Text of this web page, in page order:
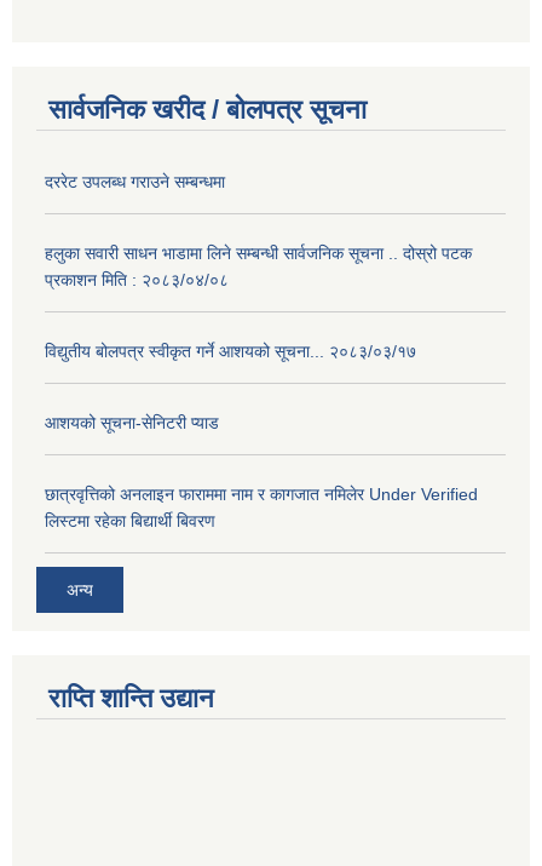
सार्वजनिक खरीद / बोलपत्र सूचना
दररेट उपलब्ध गराउने सम्बन्धमा
हलुका सवारी साधन भाडामा लिने सम्बन्धी सार्वजनिक सूचना .. दोस्रो पटक
प्रकाशन मिति : २०८३/०४/०८
विद्युतीय बोलपत्र स्वीकृत गर्ने आशयको सूचना... २०८३/०३/१७
आशयको सूचना-सेनिटरी प्याड
छात्रवृत्तिको अनलाइन फाराममा नाम र कागजात नमिलेर Under Verified
लिस्टमा रहेका बिद्यार्थी बिवरण
अन्य
राप्ति शान्ति उद्यान